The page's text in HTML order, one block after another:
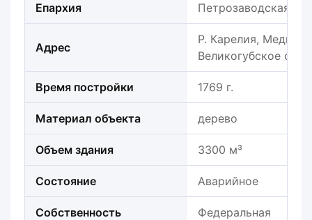
Епархия Петрозаводская
Адрес
Р. Карелия,
Великогубское с.
Время постройки 1769 г.
Материал объекта дерево
Объем здания 3300 м³
Состояние Аварийное
Собственность Федеральная